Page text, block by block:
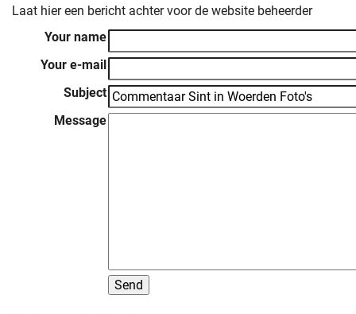
Laat hier een bericht achter voor de website beheerder
Your name
Your e-mail
Subject
Message